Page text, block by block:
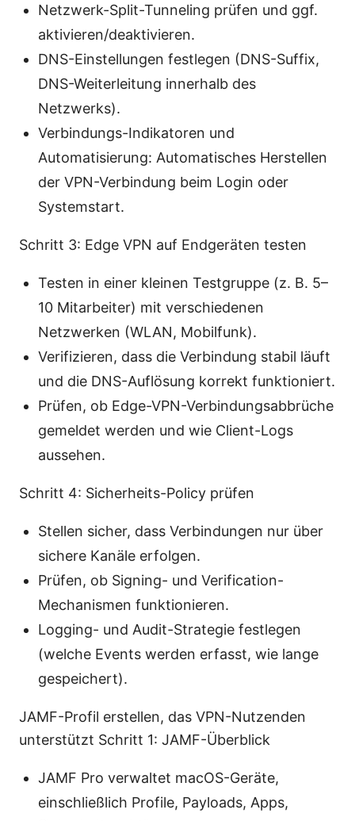
Netzwerk-Split-Tunneling prüfen und ggf.
aktivieren/deaktivieren.
DNS-Einstellungen festlegen (DNS-Suffix,
DNS-Weiterleitung innerhalb des
Netzwerks).
Verbindungs-Indikatoren und
Automatisierung: Automatisches Herstellen
der VPN-Verbindung beim Login oder
Systemstart.
Schritt 3: Edge VPN auf Endgeräten testen
Testen in einer kleinen Testgruppe (z. B. 5–
10 Mitarbeiter) mit verschiedenen
Netzwerken (WLAN, Mobilfunk).
Verifizieren, dass die Verbindung stabil läuft
und die DNS-Auflösung korrekt funktioniert.
Prüfen, ob Edge-VPN-Verbindungsabbrüche
gemeldet werden und wie Client-Logs
aussehen.
Schritt 4: Sicherheits-Policy prüfen
Stellen sicher, dass Verbindungen nur über
sichere Kanäle erfolgen.
Prüfen, ob Signing- und Verification-
Mechanismen funktionieren.
Logging- und Audit-Strategie festlegen
(welche Events werden erfasst, wie lange
gespeichert).
JAMF-Profil erstellen, das VPN-Nutzenden
unterstützt Schritt 1: JAMF-Überblick
JAMF Pro verwaltet macOS-Geräte,
einschließlich Profile, Payloads, Apps,